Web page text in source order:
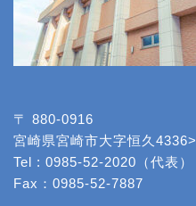
〒 880-0916
宮崎県宮崎市大字恒久4336>
Tel : 0985-52-2020（代表）
Fax：0985-52-7887